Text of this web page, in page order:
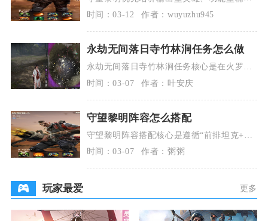
英雄与前排坦度英雄，搭配合理的阵容体系
就能高效推进游
时间：03-12 作者：wuyuzhu945
永劫无间落日寺竹林涧任务怎么做
永劫无间落日寺竹林涧任务核心是在火罗国
落日寺东北侧的狭小区域内完成击杀，精准
定位、严控区域
时间：03-07 作者：叶安庆
守望黎明阵容怎么搭配
守望黎明阵容搭配核心是遵循“前排坦克+中
排辅助+后排输出”的铁三角架构，优先选择
遗弃、军火
时间：03-07 作者：粥粥
玩家最爱 更多